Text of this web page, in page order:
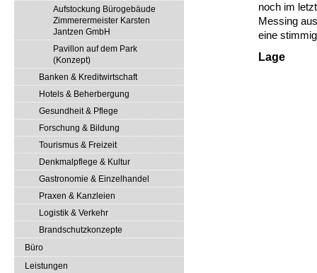
noch im
Messing
eine
Lage
Aufstockung Bürogebäude
Zimmerermeister Karsten
Jantzen GmbH
Pavillon auf dem Park
(Konzept)
Banken & Kreditwirtschaft
Hotels & Beherbergung
Gesundheit & Pflege
Forschung & Bildung
Tourismus & Freizeit
Denkmalpflege & Kultur
Gastronomie & Einzelhandel
Praxen & Kanzleien
Logistik & Verkehr
Brandschutzkonzepte
Büro
Leistungen